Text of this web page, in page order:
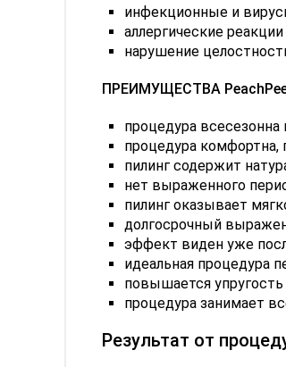
инфекционные и
аллергические
нарушение
ПРЕИМУЩЕСТВА
процедура
процедура комфортна,
пилинг содержит
нет выраженного
пилинг оказывает
долгосрочный
эффект виден уже
идеальная процедура
повышается
процедура занимает
Результат от